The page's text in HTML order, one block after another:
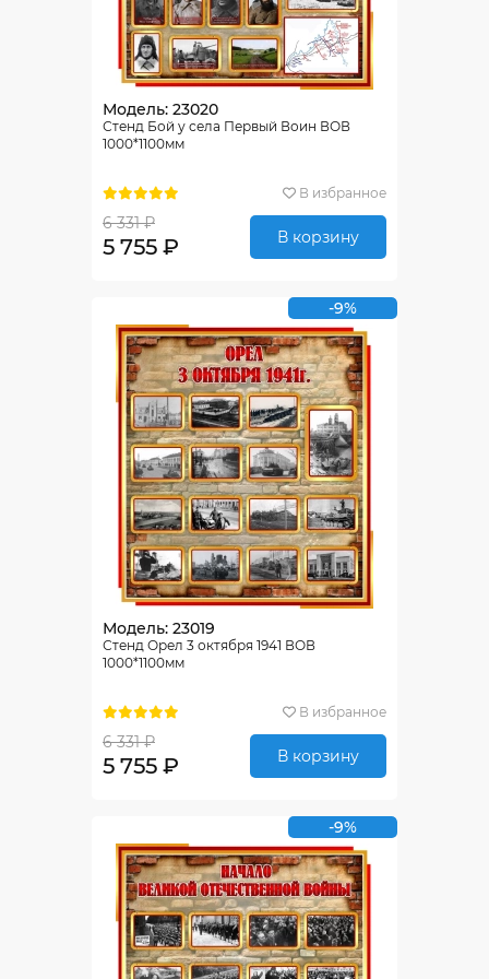
Модель: 23020
Стенд Бой у села Первый Воин ВОВ
1000*1100мм
В избранное
6 331 ₽
5 755 ₽ В корзину
-9%
Модель: 23019
Стенд Орел 3 октября 1941 ВОВ
1000*1100мм
В избранное
6 331 ₽
5 755 ₽ В корзину
-9%